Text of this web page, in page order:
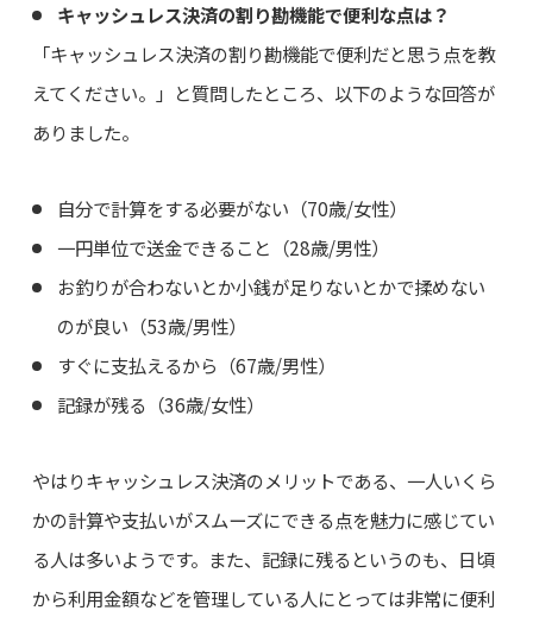
キャッシュレス決済の割り勘機能で便利な点は？
「キャッシュレス決済の割り勘機能で便利だと思う点を教
えてください。」と質問したところ、以下のような回答が
ありました。
自分で計算をする必要がない（70歳/女性）
一円単位で送金できること（28歳/男性）
お釣りが合わないとか小銭が足りないとかで揉めない
のが良い（53歳/男性）
すぐに支払えるから（67歳/男性）
記録が残る（36歳/女性）
やはりキャッシュレス決済のメリットである、一人いくら
かの計算や支払いがスムーズにできる点を魅力に感じてい
る人は多いようです。また、記録に残るというのも、日頃
から利用金額などを管理している人にとっては非常に便利